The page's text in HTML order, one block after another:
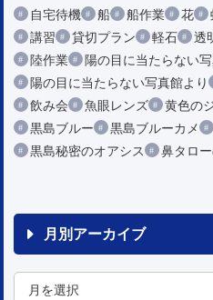
自宅待機
船 船作業 花
講習
貸切プラン 軽石 透
陸作業
陽の目に当たらない
陽の目に当たらない写真館より
飲み会
魚眼レンズ 黄色の
黒島ブルー
黒島ブルーカメ
黒島秘密のオアシス
鼻タロ
月別アーカイブ